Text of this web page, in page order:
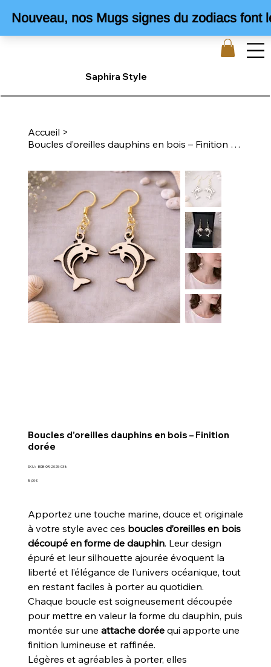
Saphira Style
Accueil >
Boucles d’oreilles dauphins en bois – Finition dorée
Boucles d’oreilles dauphins en bois – Finition
dorée
SKU : SKU
OR-
BOB-OR-2025-038
Prix
8,00 €
Apportez une touche marine, douce et originale
à votre style avec ces boucles d’oreilles en bois
découpé en forme de dauphin. Leur design
épuré et leur silhouette ajourée évoquent la
liberté et l’élégance de l’univers océanique, tout
en restant faciles à porter au quotidien.
Chaque boucle est soigneusement découpée
pour mettre en valeur la forme du dauphin, puis
montée sur une attache doréequi apporte une
finition lumineuse et raffinée.
Légères et agréables à porter, elles